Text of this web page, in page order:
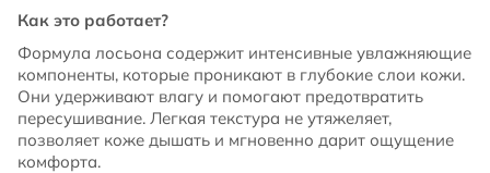
Как это работает?
Формула лосьона содержит интенсивные увлажняющие
компоненты, которые проникают в глубокие слои кожи.
Они удерживают влагу и помогают предотвратить
пересушивание. Легкая текстура не утяжеляет,
позволяет коже дышать и мгновенно дарит ощущение
комфорта.